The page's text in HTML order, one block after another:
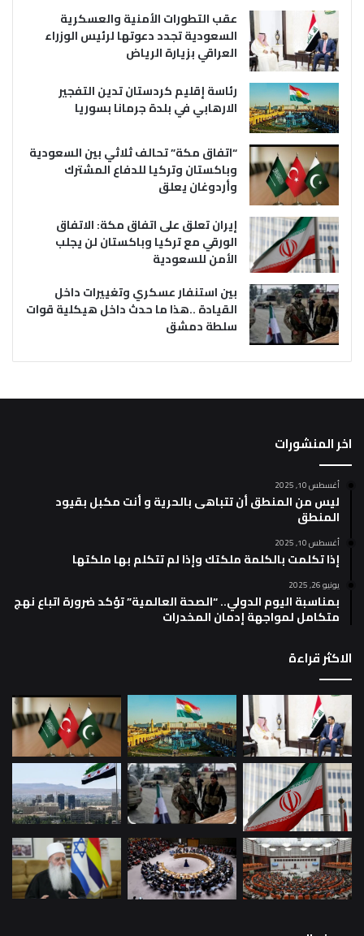
عقب التطورات الأمنية والعسكرية
السعودية تجدد دعوتها لرئيس الوزراء
العراقي بزيارة الرياض
رئاسة إقليم كردستان تدين التفجير
الارهابي في بلدة جرمانا بسوريا
“اتفاق مكة” تحالف ثلاثي بين السعودية
وباكستان وتركيا للدفاع المشترك
وأردوغان يعلق
إيران تعلق على اتفاق مكة: الاتفاق
الورقي مع تركيا وباكستان لن يجلب
الأمن للسعودية
بين استنفار عسكري وتغييرات داخل
القيادة ..هذا ما حدث داخل هيكلية قوات
سلطة دمشق
اخر المنشورات
أغسطس 10, 2025
ليس من المنطق أن تتباهى بالحرية و أنت مكبل بقيود
المنطق
أغسطس 10, 2025
إذا تكلمت بالكلمة ملكتك وإذا لم تتكلم بها ملكتها
يونيو 26, 2025
بمناسبة اليوم الدولي.. “الصحة العالمية” تؤكد ضرورة اتباع نهج
متكامل لمواجهة إدمان المخدرات
الاكثر قراءة